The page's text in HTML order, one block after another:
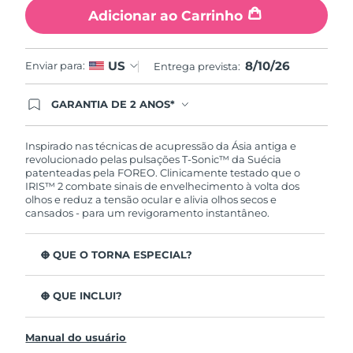
Adicionar ao Carrinho
Enviar para: US Entrega prevista: 8/10/26
GARANTIA DE 2 ANOS*
significa que se você tiver qualquer problema até
2 anos após a compra, a FOREO substituirá seu
produto gratuitamente.*exceto pelo Luna FOFO
e Luna Play plus cuja garantia é de 90 dias.
Inspirado nas técnicas de acupressão da Ásia antiga e
revolucionado pelas pulsações T-Sonic™ da Suécia
patenteadas pela FOREO. Clinicamente testado que o
IRIS™ 2 combate sinais de envelhecimento à volta dos
olhos e reduz a tensão ocular e alivia olhos secos e
cansados - para um revigoramento instantâneo.
O QUE O TORNA ESPECIAL?
olhos seguro e eficaz.
3,5x mais eficaz na redução de papos*
Reduz as olheiras em 70%* e os pés de galinha e as
O QUE INCLUI?
Cabo de carregamento USB
Manual do usuário
Tailândia Entrega prevista 8/13/26
Turquia Entrega prevista8/10/26
Emirados Árabes
Unidos
Estados Unidos Entrega prevista8/10/26
Uzbequistão Entrega prevista
Vietnã